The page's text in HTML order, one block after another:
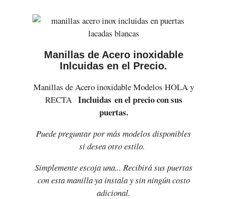
Manillas de Acero inoxidable
Inlcuidas en el Precio.
Manillas de Acero inoxidable Modelos HOLA y
RECTA Incluidas en el precio con sus
puertas.
Puede preguntar por más modelos disponibles
si desea otro estilo.
Simplemente escoja una... Recibirá sus puertas
con esta manilla ya instala y sin ningún costo
adicional.